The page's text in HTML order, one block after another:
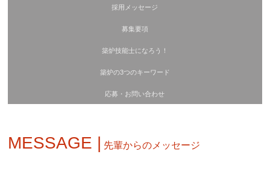
採用メッセージ
募集要項
築炉技能士になろう！
築炉の3つのキーワード
応募・お問い合わせ
MESSAGE | 先輩からのメッセージ